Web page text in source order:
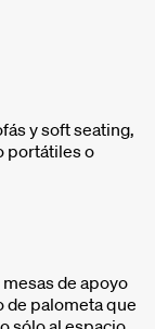
y soft seating,
portátiles o
de apoyo
de palometa que